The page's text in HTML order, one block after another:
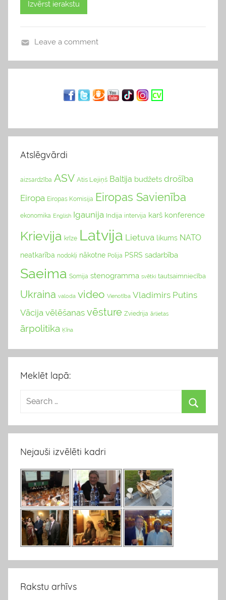
Izvērst ierakstu
l
Leave a comment
Atslēgvārdi
aizsardzība ASV Atis Lejiņš Baltija budžets drošība
Eiropa Eiropas Komisija Eiropas Savienība
ekonomika English Igaunija Indija intervija karš konference
Krievija krīze Latvija Lietuva likums NATO
neatkarība nodokļi nākotne Polija PSRS sadarbība
Saeima Somija stenogramma svētki tautsaimniecība
Ukraina valoda video Vienotība Vladimirs Putins
Vācija vēlēšanas vēsture Zviedrija ārlietas
ārpolitika Ķīna
Meklēt lapā:
Nejauši izvēlēti kadri
Rakstu arhīvs